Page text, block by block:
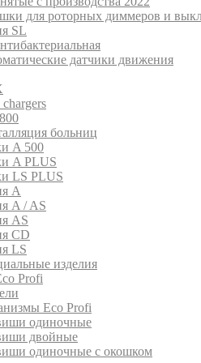
для роторных диммеров и
SL
датчики движения
больниц
A 500
A PLUS
LS PLUS
A
A / AS
AS
CD
LS
изделия
Profi
Eco Profi
одиночные
двойные
одиночные с окошком